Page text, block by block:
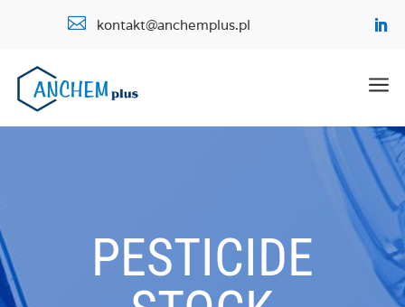
 kontakt@anchemplus.pl
a
PESTICIDE